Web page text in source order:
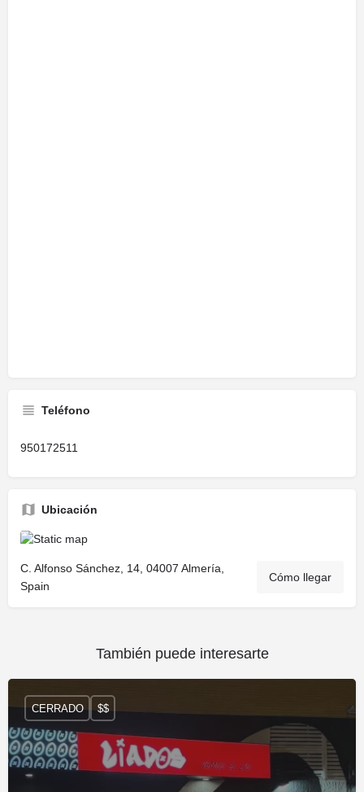
Teléfono
950172511
Ubicación
C. Alfonso Sánchez, 14, 04007 Almería,
Spain
Cómo llegar
También puede interesarte
CERRADO $$